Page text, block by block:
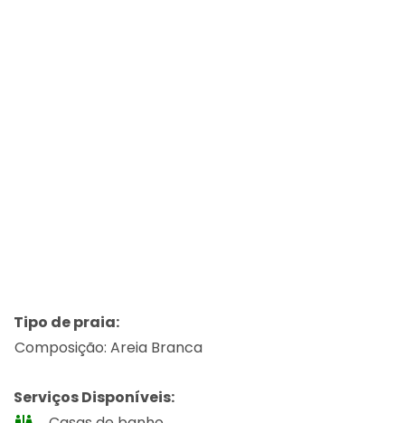
Tipo de praia:
Composição: Areia Branca
Serviços Disponíveis: